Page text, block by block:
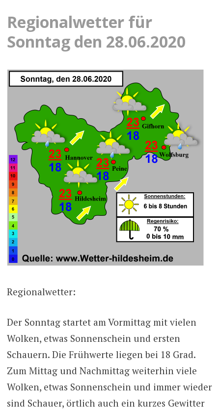
Regionalwetter für
Sonntag den 28.06.2020
Regionalwetter:
Der Sonntag startet am Vormittag mit vielen
Wolken, etwas Sonnenschein und ersten
Schauern. Die Frühwerte liegen bei 18 Grad.
Zum Mittag und Nachmittag weiterhin viele
Wolken, etwas Sonnenschein und immer wieder
sind Schauer, örtlich auch ein kurzes Gewitter